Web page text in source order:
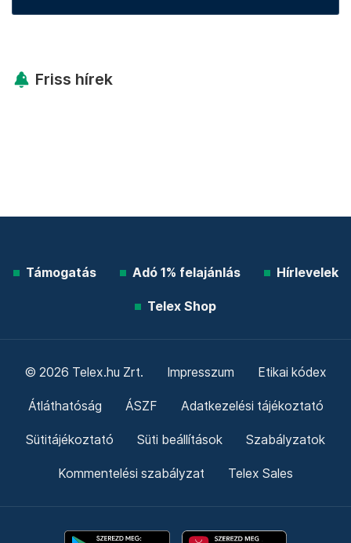
Friss hírek
Támogatás Adó 1% felajánlás Hírlevelek
Telex Shop
© 2026 Telex.hu Zrt. Impresszum Etikai kódex
Átláthatóság ÁSZF Adatkezelési tájékoztató
Sütitájékoztató Süti beállítások Szabályzatok
Kommentelési szabályzat Telex Sales